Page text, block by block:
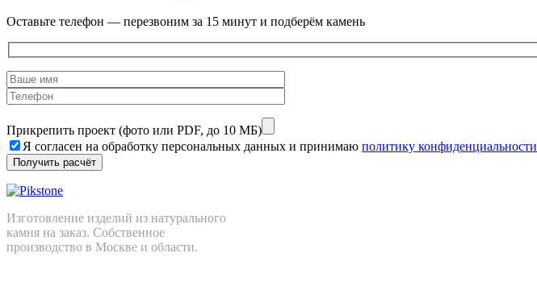
Оставьте телефон — перезвоним за 15 минут и подберём камень
Прикрепить проект (фото или PDF, до 10 МБ)
Я согласен на обработку персональных данных и принимаю политику конфиденциальности
Изготовление изделий из натурального
камня на заказ. Собственное
производство в Москве и области.